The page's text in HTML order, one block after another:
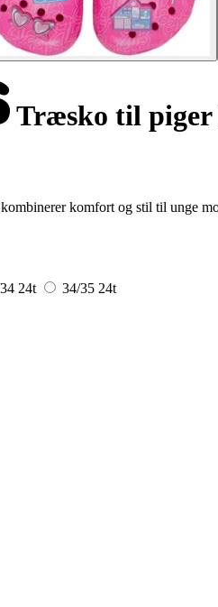
Træsko til
komfort og stil til unge
24t 34/35 24t